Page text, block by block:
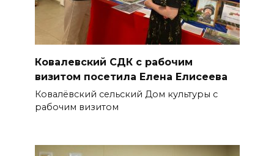
Ковалевский СДК с рабочим
визитом посетила Елена Елисеева
Ковалёвский сельский Дом культуры с
рабочим визитом